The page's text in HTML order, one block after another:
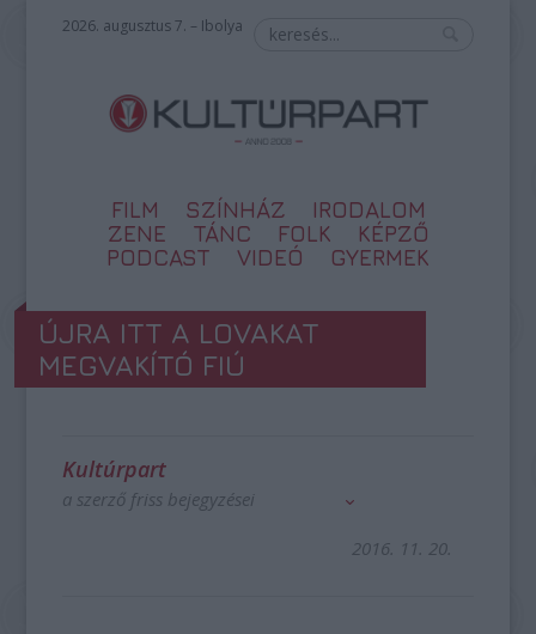
2026. augusztus 7. – Ibolya
FILM SZÍNHÁZ
IRODALOM
ZENE
TÁNC FOLK
KÉPZŐ
PODCAST
VIDEÓ GYERMEK
ÚJRA ITT A LOVAKAT
MEGVAKÍTÓ FIÚ
Kultúrpart
a szerző friss bejegyzései
2016. 11. 20.